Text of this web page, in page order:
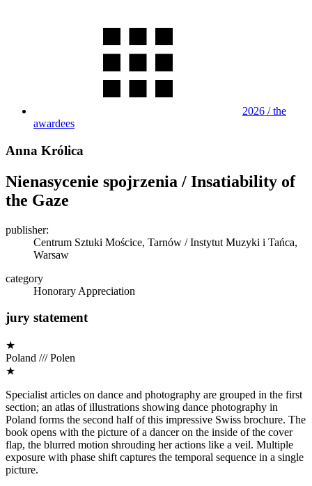
2026 / the
awardees
Anna Królica
Nienasycenie spojrzenia / Insatiability of
the Gaze
publisher:
Centrum Sztuki Mościce, Tarnów / Instytut Muzyki i Tańca,
Warsaw
category
Honorary Appreciation
jury statement
★
Poland /// Polen
★
Specialist articles on dance and photography are grouped in the first
section; an atlas of illustrations showing dance photography in
Poland forms the second half of this impressive Swiss brochure. The
book opens with the picture of a dancer on the inside of the cover
flap, the blurred motion shrouding her actions like a veil. Multiple
exposure with phase shift captures the temporal sequence in a single
picture.